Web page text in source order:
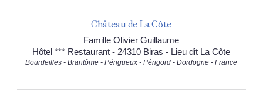
Château de La Côte
Famille Olivier Guillaume
Hôtel *** Restaurant - 24310 Biras - Lieu dit La Côte
Bourdeilles - Brantôme - Périgueux - Périgord - Dordogne - France